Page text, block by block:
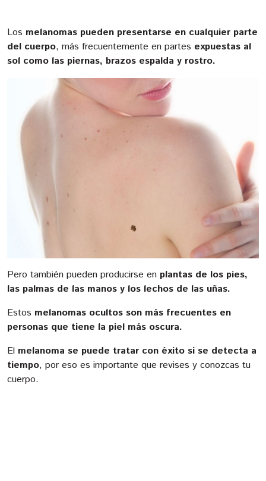
Los melanomas pueden presentarse en cualquier parte
del cuerpo, más frecuentemente en partes expuestas al
sol como las piernas, brazos espalda y rostro.
Pero también pueden producirse en plantas de los pies,
las palmas de las manos y los lechos de las uñas.
Estos melanomas ocultos son más frecuentes en
personas que tiene la piel más oscura.
El melanoma se puede tratar con éxito si se detecta a
tiempo, por eso es importante que revises y conozcas tu
cuerpo.